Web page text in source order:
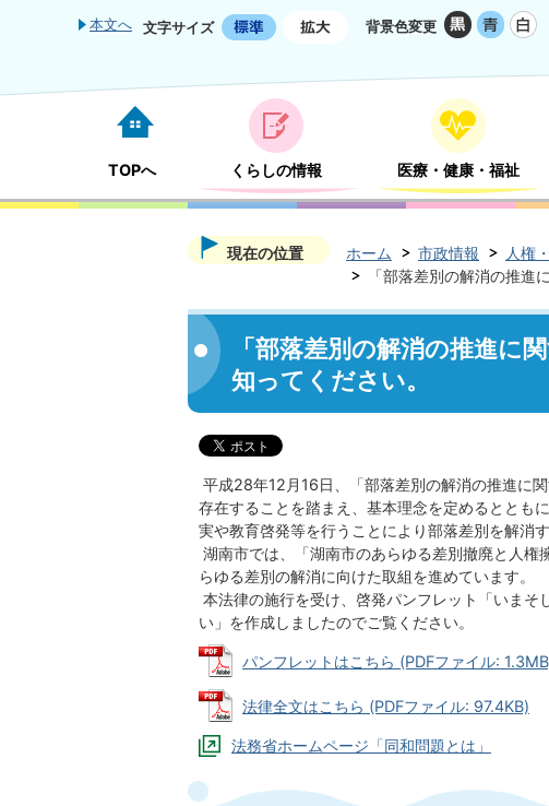
本文へ 文字サイズ 背景色変更
TOPへ くらしの情報 医療・健康・福祉
現在の位置 ホーム 市政情報 人権
「部落差別の解消の推進
「部落差別の解消の推進に
知ってください。
平成28年12月16日、「部落差別の解消の推進に
存在することを踏まえ、基本理念を定めるととも
実や教育啓発等を行うことにより部落差別を解消
湖南市では、「湖南市のあらゆる差別撤廃と人
らゆる差別の解消に向けた取組を進めています。
本法律の施行を受け、啓発パンフレット「いまそ
い」を作成しましたのでご覧ください。
パンフレットはこちら (PDFファイル:
法律全文はこちら (PDFファイル: 97.4KB)
法務省ホームページ「同和問題とは」